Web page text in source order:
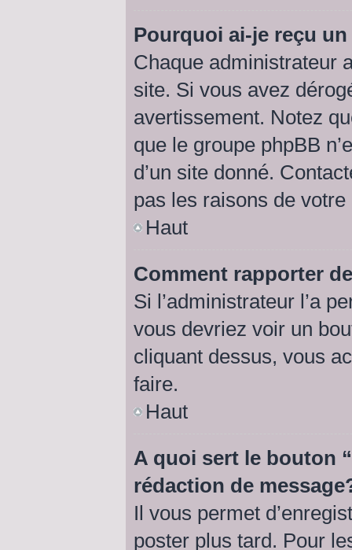
Pourquoi ai-je reçu
Chaque administrateur
site. Si vous avez
avertissement. Notez
que le groupe phpBB
d’un site donné.
pas les raisons de
Haut
Comment rapporter
Si l’administrateur l’a
vous devriez voir un
cliquant dessus, vous
faire.
Haut
A quoi sert le bouton
rédaction de
Il vous permet
poster plus tard. Pour